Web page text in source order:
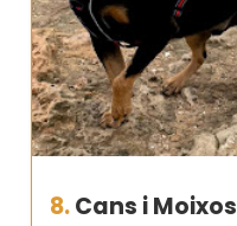
8.Cans i Moixos